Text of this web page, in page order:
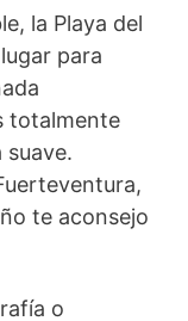
la Playa del
para
totalmente
suave.
te aconsejo
o